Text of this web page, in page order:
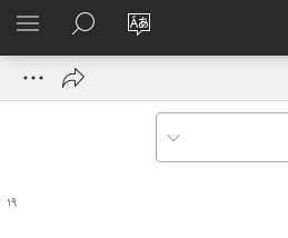
تغيير
الموقع
تسجيل
الدخول
نافذة
البحث
في
JW.‎ORG